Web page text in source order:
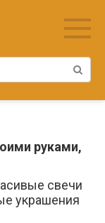
руками,
свечи
украшения